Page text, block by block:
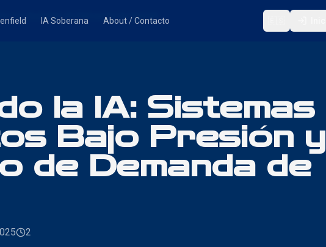
IA Soberana About / Contacto
y el Aumento de Demanda de OpenAI
la IA: Sistemas
Bajo Presión y
de Demanda de
2